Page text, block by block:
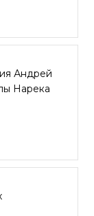
Андрей
Нарека